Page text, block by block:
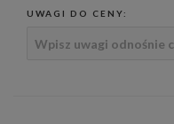
UWAGI DO CENY: